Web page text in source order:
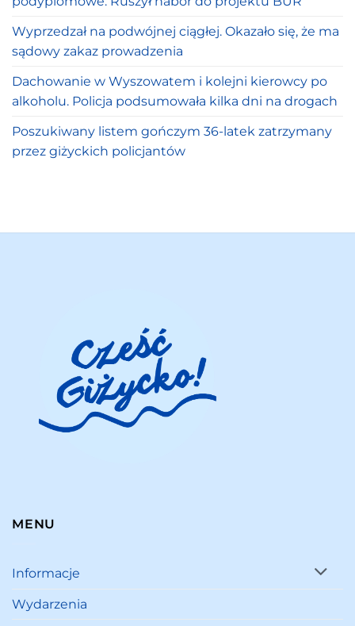
Wyprzedzał na podwójnej ciągłej. Okazało się, że ma
sądowy zakaz prowadzenia
Dachowanie w Wyszowatem i kolejni kierowcy po
alkoholu. Policja podsumowała kilka dni na drogach
Poszukiwany listem gończym 36-latek zatrzymany
przez giżyckich policjantów
MENU
Informacje
Wydarzenia